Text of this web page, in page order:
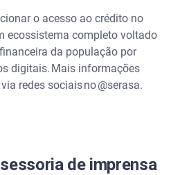
o acesso ao crédito no
ecossistema completo voltado
da população por
digitais. Mais informações
redes sociais no @serasa.
de imprensa